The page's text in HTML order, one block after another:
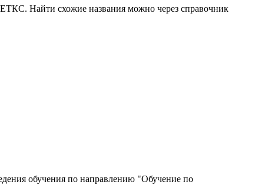
Найти схожие названия можно через справочник
обучения по направлению "Обучение по